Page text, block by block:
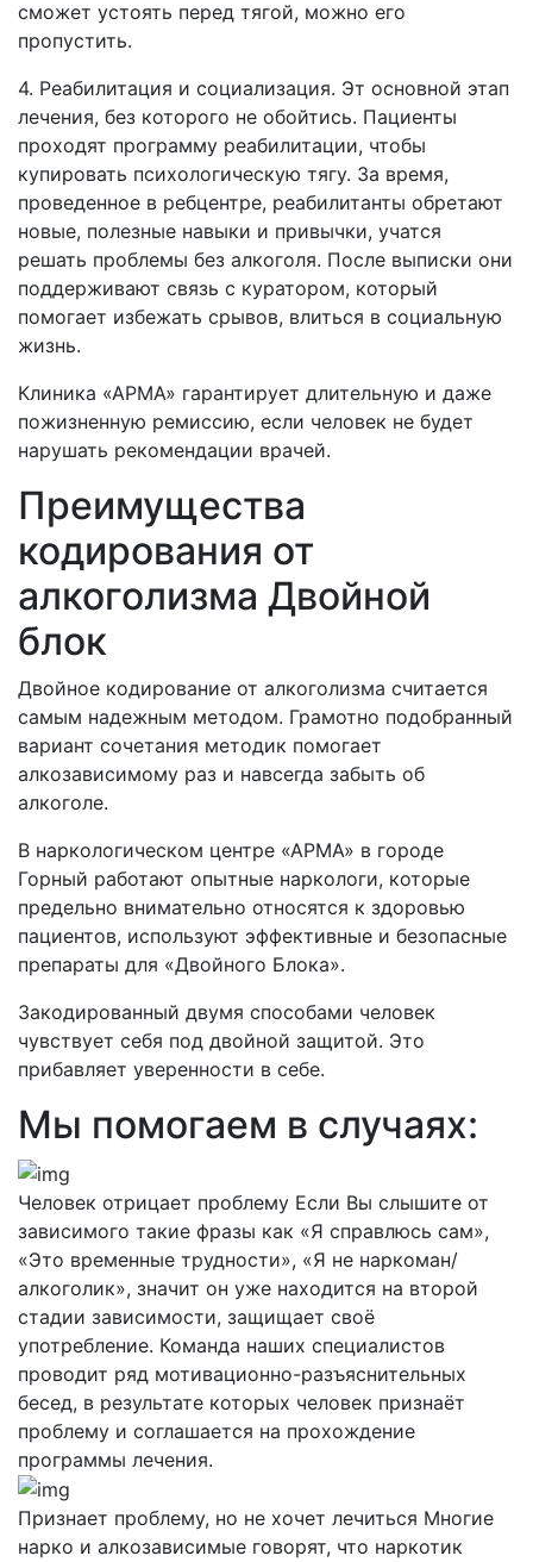
сможет устоять перед тягой, можно его
пропустить.
4. Реабилитация и социализация. Эт основной этап
лечения, без которого не обойтись. Пациенты
проходят программу реабилитации, чтобы
купировать психологическую тягу. За время,
проведенное в ребцентре, реабилитанты обретают
новые, полезные навыки и привычки, учатся
решать проблемы без алкоголя. После выписки они
поддерживают связь с куратором, который
помогает избежать срывов, влиться в социальную
жизнь.
Клиника «АРМА» гарантирует длительную и даже
пожизненную ремиссию, если человек не будет
нарушать рекомендации врачей.
Преимущества
кодирования от
алкоголизма Двойной
блок
Двойное кодирование от алкоголизма считается
самым надежным методом. Грамотно подобранный
вариант сочетания методик помогает
алкозависимому раз и навсегда забыть об
алкоголе.
В наркологическом центре «АРМА» в городе
Горный работают опытные наркологи, которые
предельно внимательно относятся к здоровью
пациентов, используют эффективные и безопасные
препараты для «Двойного Блока».
Закодированный двумя способами человек
чувствует себя под двойной защитой. Это
прибавляет уверенности в себе.
Мы помогаем в случаях:
Человек отрицает проблему Если Вы слышите от
зависимого такие фразы как «Я справлюсь сам»,
«Это временные трудности», «Я не наркоман/
алкоголик», значит он уже находится на второй
стадии зависимости, защищает своё
употребление. Команда наших специалистов
проводит ряд мотивационно-разъяснительных
бесед, в результате которых человек признаёт
проблему и соглашается на прохождение
программы лечения.
Признает проблему, но не хочет лечиться Многие
нарко и алкозависимые говорят, что наркотик